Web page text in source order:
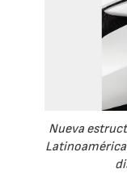
Nueva